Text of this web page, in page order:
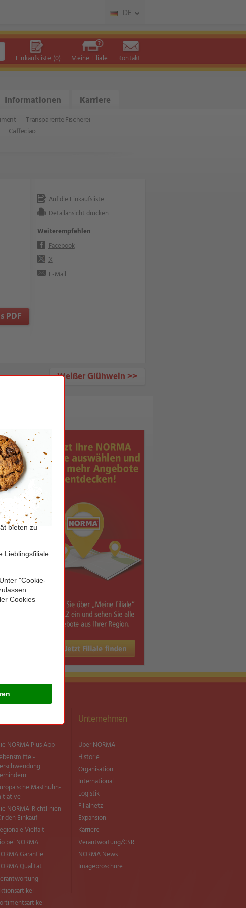
DE
Einkaufsliste (0) Meine Filiale Kontakt
Transparente Fischerei
Caffeciao
Informationen Karriere
PDF
Auf die Einkaufsliste
Detailansicht drucken
Weiterempfehlen
Facebook
X
E-Mail
Weißer Glühwein >>
NORMA Plus App
Masthuhn-
NORMA-Richtlinien
den Einkauf
Vielfalt
bei NORMA
Garantie
Qualität
Unternehmen
Über NORMA
Historie
Organisation
International
Logistik
Filialnetz
Expansion
Karriere
Verantwortung/CSR
NORMA News
Imagebroschüre